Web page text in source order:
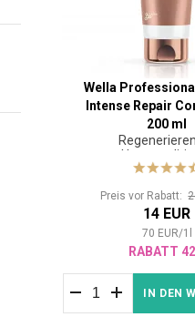
Wella
Intense Repair
200 ml
Preis vor Rabatt:
14 EUR
70 EUR/1
RABATT
IN DEN